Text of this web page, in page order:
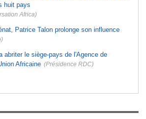
huit pays
Africa)
Patrice Talon prolonge son influence
abriter le siège-pays de l'Agence de
Africaine (Présidence RDC)